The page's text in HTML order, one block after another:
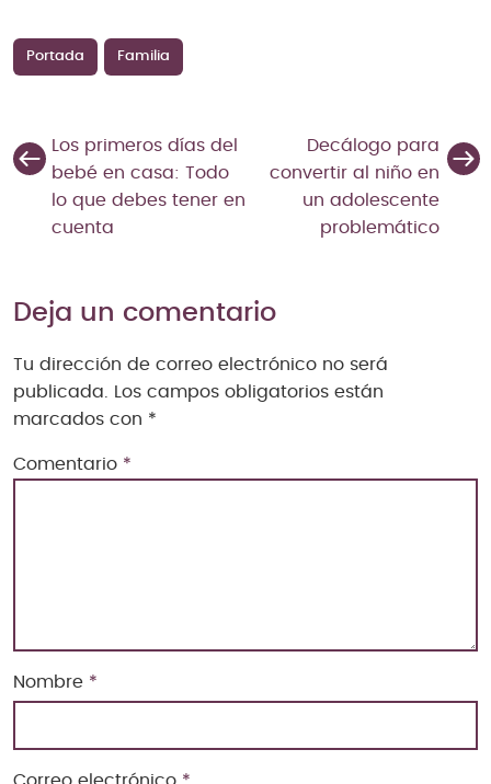
Portada Familia
Los primeros días del
bebé en casa: Todo
lo que debes tener en
cuenta
Decálogo para
convertir al niño en
un adolescente
problemático
Deja un comentario
Tu dirección de correo electrónico no será
publicada. Los campos obligatorios están
marcados con *
Comentario *
Nombre *